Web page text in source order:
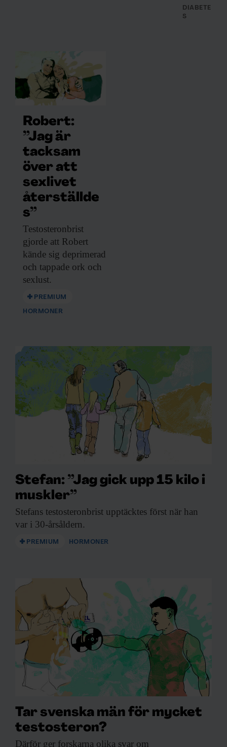
DIABETE
S
Robert:
”Jag är
tacksam
över att
sexlivet
återställde
s”
Testosteronbrist
gjorde att Robert
kände sig deprimerad
och tappade ork och
sexlust.
PREMIUM
HORMONER
Stefan: ”Jag gick upp 15 kilo i
muskler”
Stefans testosteronbrist upptäcktes först när han
var i 30-årsåldern.
PREMIUM HORMONER
Tar svenska män för mycket
testosteron?
Därför ger forskarna olika svar om